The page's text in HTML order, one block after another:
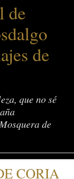
de
de
que no sé
de
CORIA